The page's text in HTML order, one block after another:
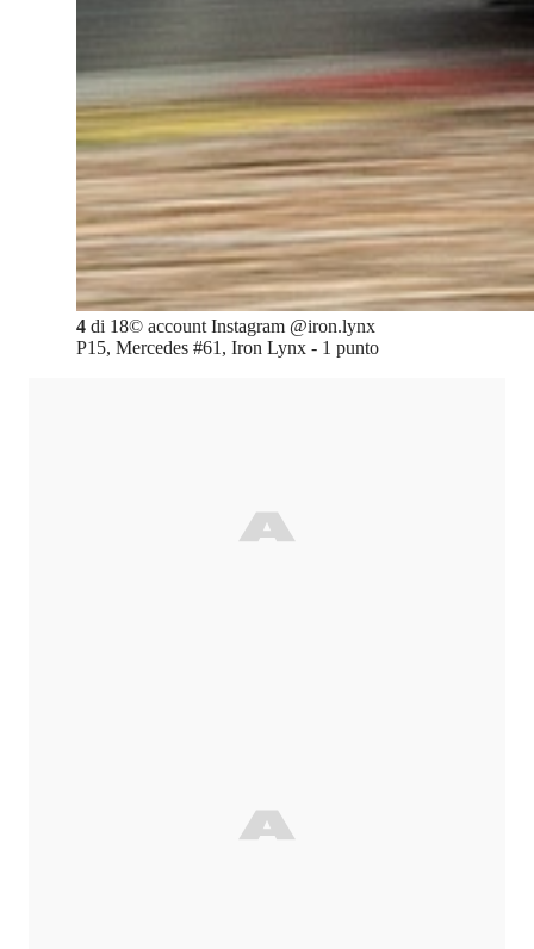
4 di 18© account Instagram @iron.lynx
P15, Mercedes #61, Iron Lynx - 1 punto